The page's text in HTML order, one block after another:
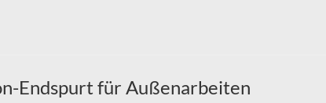
Endspurt für Außenarbeiten